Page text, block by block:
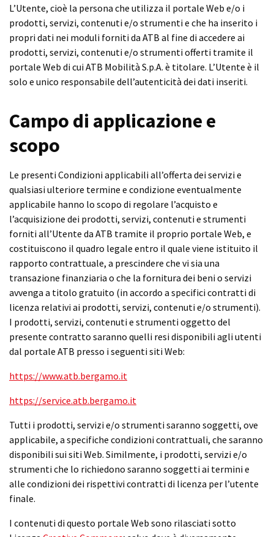
L’Utente, cioè la persona che utilizza il portale Web e/o i
prodotti, servizi, contenuti e/o strumenti e che ha inserito i
propri dati nei moduli forniti da ATB al fine di accedere ai
prodotti, servizi, contenuti e/o strumenti offerti tramite il
portale Web di cui ATB Mobilità S.p.A. è titolare. L’Utente è il
solo e unico responsabile dell’autenticità dei dati inseriti.
Campo di applicazione e
scopo
Le presenti Condizioni applicabili all’offerta dei servizi e
qualsiasi ulteriore termine e condizione eventualmente
applicabile hanno lo scopo di regolare l’acquisto e
l’acquisizione dei prodotti, servizi, contenuti e strumenti
forniti all’Utente da ATB tramite il proprio portale Web, e
costituiscono il quadro legale entro il quale viene istituito il
rapporto contrattuale, a prescindere che vi sia una
transazione finanziaria o che la fornitura dei beni o servizi
avvenga a titolo gratuito (in accordo a specifici contratti di
licenza relativi ai prodotti, servizi, contenuti e/o strumenti).
I prodotti, servizi, contenuti e strumenti oggetto del
presente contratto saranno quelli resi disponibili agli utenti
dal portale ATB presso i seguenti siti Web:
https://www.atb.bergamo.it
https://service.atb.bergamo.it
Tutti i prodotti, servizi e/o strumenti saranno soggetti, ove
applicabile, a specifiche condizioni contrattuali, che saranno
disponibili sui siti Web. Similmente, i prodotti, servizi e/o
strumenti che lo richiedono saranno soggetti ai termini e
alle condizioni dei rispettivi contratti di licenza per l’utente
finale.
I contenuti di questo portale Web sono rilasciati sotto